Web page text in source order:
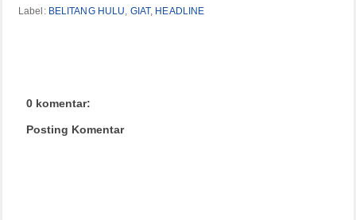
Label: BELITANG HULU GIAT, HEADLINE
0 komentar:
Posting Komentar